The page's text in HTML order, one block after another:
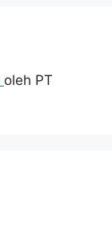
oleh PT